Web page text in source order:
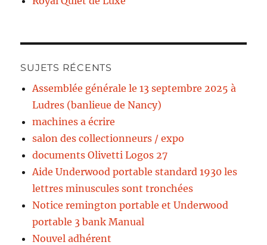
SUJETS RÉCENTS
Assemblée générale le 13 septembre 2025 à
Ludres (banlieue de Nancy)
machines a écrire
salon des collectionneurs / expo
documents Olivetti Logos 27
Aide Underwood portable standard 1930 les
lettres minuscules sont tronchées
Notice remington portable et Underwood
portable 3 bank Manual
Nouvel adhérent